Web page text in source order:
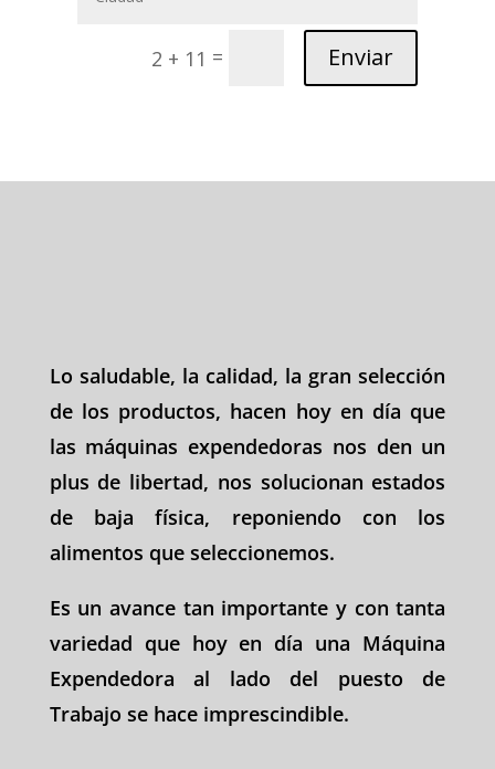
2 + 11 = Enviar
Lo saludable, la calidad, la gran selección
de los productos, hacen hoy en día que
las máquinas expendedoras nos den un
plus de libertad, nos solucionan estados
de baja física, reponiendo con los
alimentos que seleccionemos.
Es un avance tan importante y con tanta
variedad que hoy en día una Máquina
Expendedora al lado del puesto de
Trabajo se hace imprescindible.